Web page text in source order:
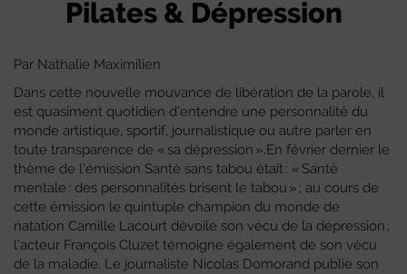
Pilates & Dépression
Par Nathalie Maximilien
Dans cette nouvelle mouvance de libération de la parole, il
est quasiment quotidien d’entendre une personnalité du
monde artistique, sportif, journalistique ou autre parler en
toute transparence de « sa dépression ».En février dernier le
thème de l’émission Santé sans tabou était : « Santé
mentale : des personnalités brisent le tabou » ; au cours de
cette émission le quintuple champion du monde de
natation Camille Lacourt dévoile son vécu de la dépression ;
l’acteur François Cluzet témoigne également de son vécu
de la maladie. Le journaliste Nicolas Domorand publie son